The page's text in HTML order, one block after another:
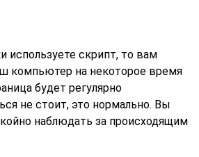
используете скрипт, то вам
компьютер на некоторое время
будет регулярно
не стоит, это нормально. Вы
наблюдать за происходящим